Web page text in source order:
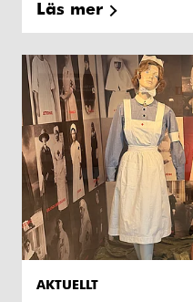
Läs mer
AKTUELLT